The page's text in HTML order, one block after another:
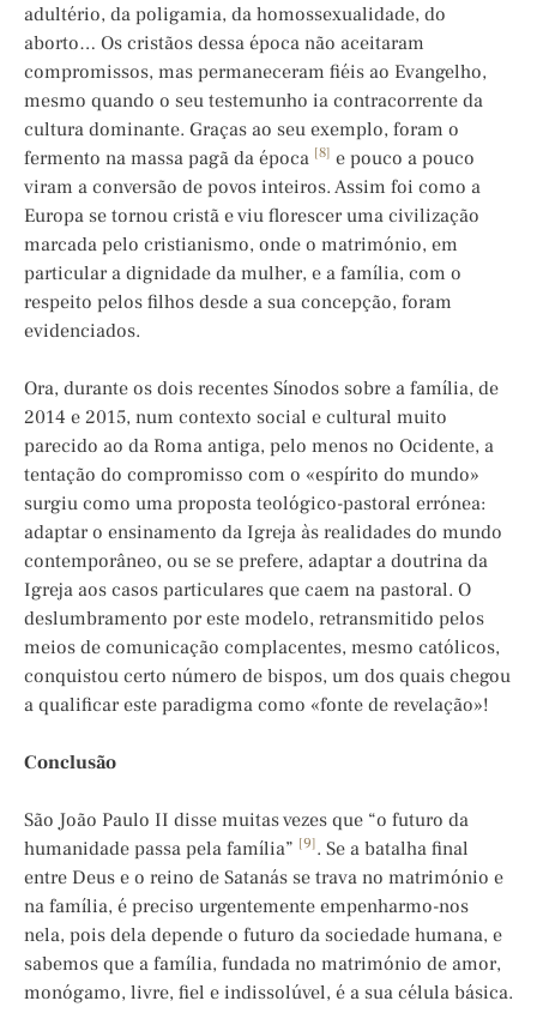
adultério, da poligamia, da homossexualidade, do
aborto… Os cristãos dessa época não aceitaram
compromissos, mas permaneceram fiéis ao Evangelho,
mesmo quando o seu testemunho ia contracorrente da
cultura dominante. Graças ao seu exemplo, foram o
fermento na massa pagã da época [8] e pouco a pouco
viram a conversão de povos inteiros. Assim foi como a
Europa se tornou cristã e viu florescer uma civilização
marcada pelo cristianismo, onde o matrimónio, em
particular a dignidade da mulher, e a família, com o
respeito pelos filhos desde a sua concepção, foram
evidenciados.
Ora, durante os dois recentes Sínodos sobre a família, de
2014 e 2015, num contexto social e cultural muito
parecido ao da Roma antiga, pelo menos no Ocidente, a
tentação do compromisso com o «espírito do mundo»
surgiu como uma proposta teológico-pastoral errónea:
adaptar o ensinamento da Igreja às realidades do mundo
contemporâneo, ou se se prefere, adaptar a doutrina da
Igreja aos casos particulares que caem na pastoral. O
deslumbramento por este modelo, retransmitido pelos
meios de comunicação complacentes, mesmo católicos,
conquistou certo número de bispos, um dos quais chegou
a qualificar este paradigma como «fonte de revelação»!
Conclusão
São João Paulo II disse muitas vezes que “o futuro da
humanidade passa pela família” [9]. Se a batalha final
entre Deus e o reino de Satanás se trava no matrimónio e
na família, é preciso urgentemente empenharmo-nos
nela, pois dela depende o futuro da sociedade humana, e
sabemos que a família, fundada no matrimónio de amor,
monógamo, livre, fiel e indissolúvel, é a sua célula básica.